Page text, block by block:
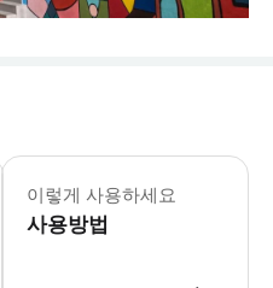
- 수하물 정보 * 표준 수하물 기준:
- 이용요건 * 공지: 영유아 및 아동도
- 추가정보 * 아동용 카시트 1개는 탑
- 예약확정 * 예약 후 확정 여부를 바
- 예약 조건 및 유의사항 * 모든 탑승
이렇게 사용하세요
사용방법